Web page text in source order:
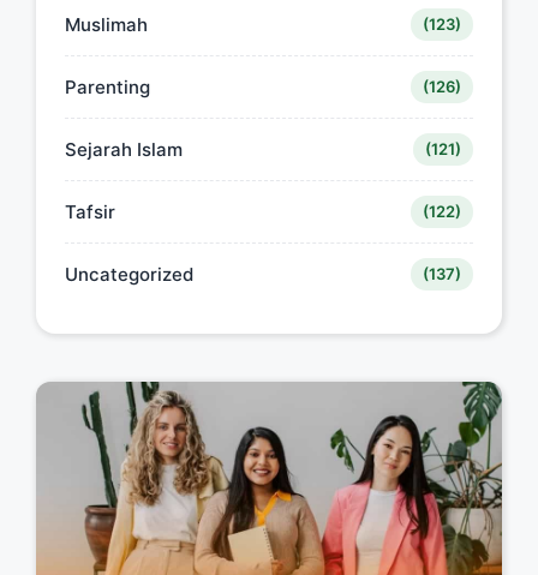
Muslimah (123)
Parenting (126)
Sejarah Islam (121)
Tafsir (122)
Uncategorized (137)